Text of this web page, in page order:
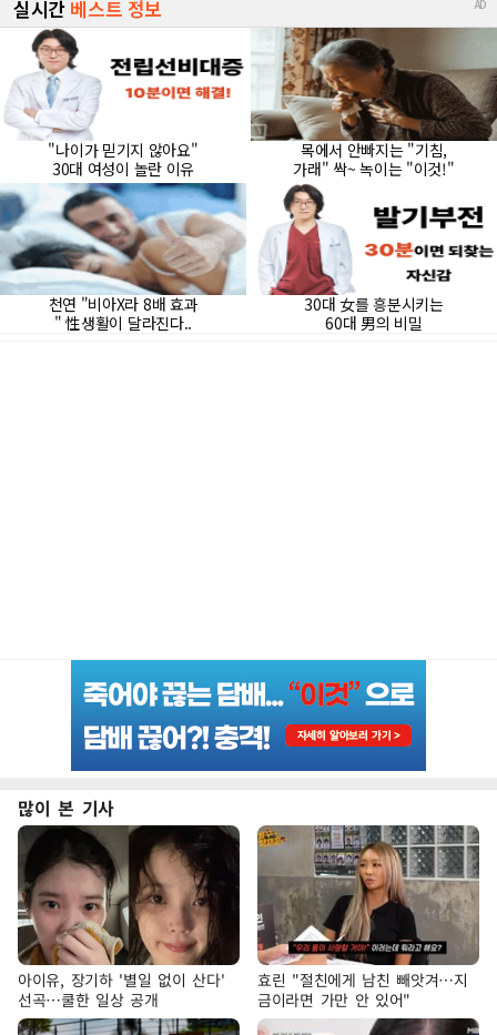
많이 본 기사
아이유, 장기하 '별일 없이 산다'
선곡…쿨한 일상 공개
효린 "절친에게 남친 빼앗겨…지
금이라면 가만 안 있어"